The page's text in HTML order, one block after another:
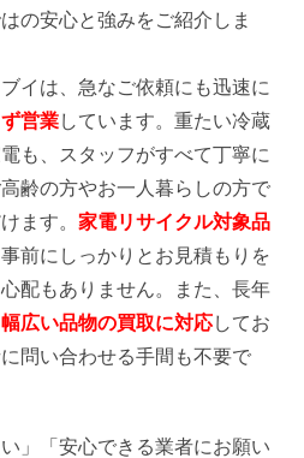
の安心と強みをご紹介しま
イは、急なご依頼にも迅速に
営業しています。重たい冷蔵
も、スタッフがすべて丁寧に
齢の方やお一人暮らしの方で
ます。 家電リサイクル対象品
前にしっかりとお見積もりを
配もありません。また、長年
幅広い品物の買取に対応してお
問い合わせる手間も不要で
」「安心できる業者にお願い